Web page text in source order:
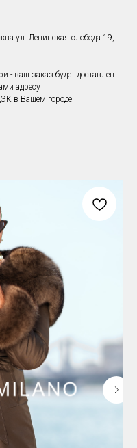
ул. Ленинская слобода 19,
- ваш заказ будет доставлен
адресу
в Вашем городе